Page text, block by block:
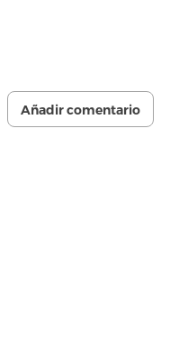
Añadir comentario